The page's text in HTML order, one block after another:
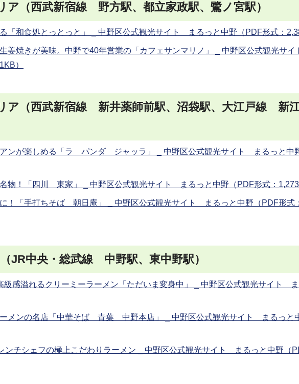
ア（西武新宿線 野方駅、都立家政駅、鷺ノ宮駅）
「和食処とっとっと」 _ 中野区公式観光サイト まるっと中野（PDF形式：
姜焼きが美味。中野で40年営業の「カフェサンマリノ」 _ 中野区公式観光サ
）
ア（西武新宿線 新井薬師前駅、沼袋駅、大江戸線 新
アンが楽しめる「ラ パンダ ジャッラ」 _ 中野区公式観光サイト まるっと中
物！「四川 東家」 _ 中野区公式観光サイト まるっと中野（PDF形式：
！「手打ちそば 朝日庵」 _ 中野区公式観光サイト まるっと中野（PDF形式
JR中央・総武線 中野駅、東中野駅）
級感溢れるクリーミーラーメン「ただいま変身中」 _ 中野区公式観光サイト
ーメンの名店「中華そば 青葉 中野本店」 _ 中野区公式観光サイト まるっと
ンチシェフの極上こだわりラーメン _ 中野区公式観光サイト まるっと中野（